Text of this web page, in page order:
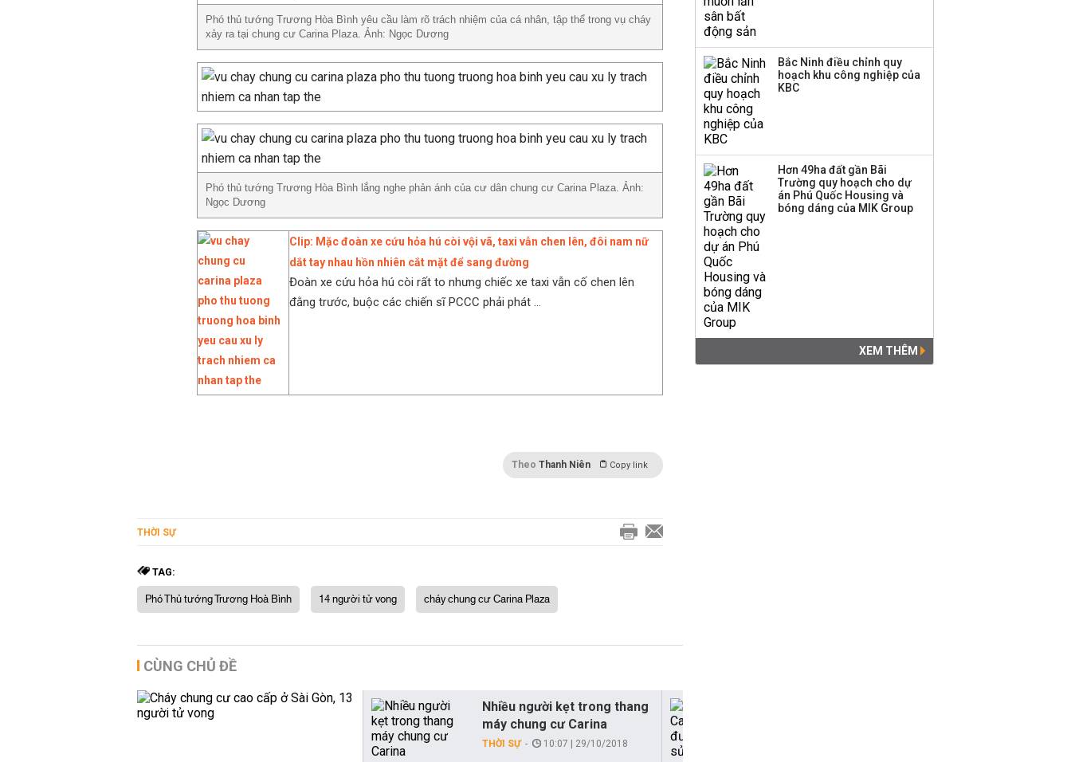
Phó thủ tướng Trương Hòa Bình yêu cầu làm rõ trách nhiệm của cá nhân, tập thể trong vụ cháy
xảy ra tại chung cư Carina Plaza. Ảnh: Ngọc Dương
Phó thủ tướng Trương Hòa Bình lắng nghe phản ánh của cư dân chung cư Carina Plaza. Ảnh:
Ngọc Dương
Clip: Mặc đoàn xe cứu hỏa hú còi vội vã, taxi vẫn chen lên, đôi nam nữ
dắt tay nhau hồn nhiên cắt mặt để sang đường
Đoàn xe cứu hỏa hú còi rất to nhưng chiếc xe taxi vẫn cố chen lên
đằng trước, buộc các chiến sĩ PCCC phải phát ...
Theo Thanh Niên Copy link
THỜI SỰ
TAG:
Phó Thủ tướng Trương Hoà Bình 14 người tử vong cháy chung cư Carina Plaza
CÙNG CHỦ ĐỀ
Nhiều người kẹt trong thang
máy chung cư Carina
THỜI SỰ 10:07 | 29/10/2018
Bắc Ninh điều chỉnh quy
hoạch khu công nghiệp của
KBC
Hơn 49ha đất gần Bãi
Trường quy hoạch cho dự
án Phú Quốc Housing và
bóng dáng của MIK Group
XEM THÊM